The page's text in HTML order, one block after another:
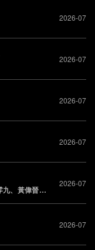
2026-07
2026-07
2026-07
2026-07
五堅情WOLF(S) (邱鋒澤、陳零九、黃偉晉、賴晏駒、婁峻碩)
2026-07
2026-07